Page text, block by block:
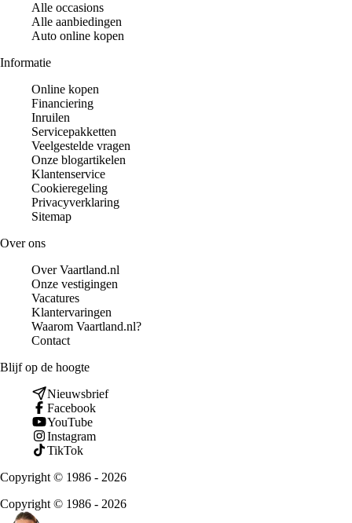
Alle occasions
Alle aanbiedingen
Auto online kopen
Informatie
Online kopen
Financiering
Inruilen
Servicepakketten
Veelgestelde vragen
Onze blogartikelen
Klantenservice
Cookieregeling
Privacyverklaring
Sitemap
Over ons
Over Vaartland.nl
Onze vestigingen
Vacatures
Klantervaringen
Waarom Vaartland.nl?
Contact
Blijf op de hoogte
Nieuwsbrief
Facebook
YouTube
Instagram
TikTok
Copyright © 1986 - 2026
Copyright © 1986 - 2026